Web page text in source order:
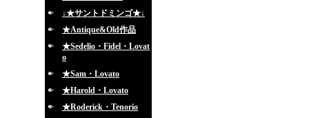
↓★サントドミンゴ★↓
★Antique&Old作品
★Sedelio・Fidel・Lovat
o
★Sam・Lovato
★Harold・Lovato
★Roderick・Tenorio